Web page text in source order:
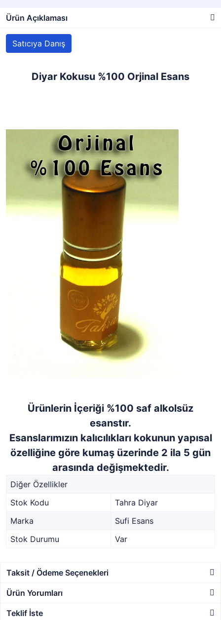
Ürün Açıklaması
Satıcıya Danış
Diyar Kokusu %100 Orjinal Esans
Ürünlerin İçeriği %100 saf alkolsüz
esanstır.
Esanslarımızın kalıcılıkları kokunun yapısal
özelliğine göre kumaş üzerinde 2 ila 5 gün
arasında değişmektedir.
Diğer Özellikler
Stok Kodu
Tahra Diyar
Marka
Sufi Esans
Stok Durumu
Var
Taksit / Ödeme Seçenekleri
Ürün Yorumları
Teklif İste